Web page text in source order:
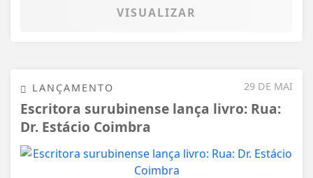
VISUALIZAR
29 DE MAI
LANÇAMENTO
Escritora surubinense lança livro: Rua:
Dr. Estácio Coimbra